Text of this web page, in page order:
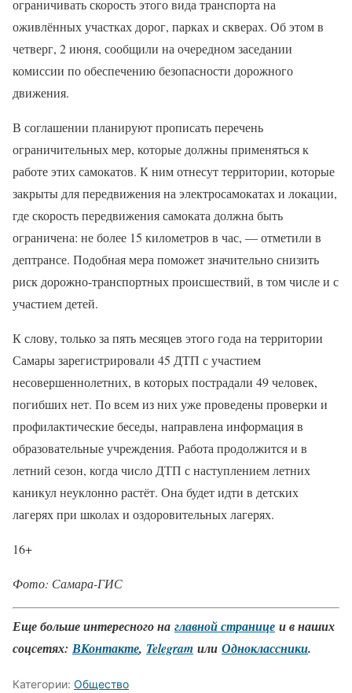
ограничивать скорость этого вида транспорта на
оживлённых участках дорог, парках и скверах. Об этом в
четверг, 2 июня, сообщили на очередном заседании
комиссии по обеспечению безопасности дорожного
движения.
В соглашении планируют прописать перечень
ограничительных мер, которые должны применяться к
работе этих самокатов. К ним отнесут территории, которые
закрыты для передвижения на электросамокатах и локации,
где скорость передвижения самоката должна быть
ограничена: не более 15 километров в час, — отметили в
дептрансе. Подобная мера поможет значительно снизить
риск дорожно-транспортных происшествий, в том числе и с
участием детей.
К слову, только за пять месяцев этого года на территории
Самары зарегистрировали 45 ДТП с участием
несовершеннолетних, в которых пострадали 49 человек,
погибших нет. По всем из них уже проведены проверки и
профилактические беседы, направлена информация в
образовательные учреждения. Работа продолжится и в
летний сезон, когда число ДТП с наступлением летних
каникул неуклонно растёт. Она будет идти в детских
лагерях при школах и оздоровительных лагерях.
16+
Фото: Самара-ГИС
Еще больше интересного на главной странице и в наших
соцсетях: ВКонтакте, Telegram или Одноклассники.
Категории: Общество